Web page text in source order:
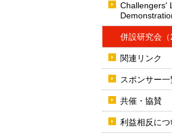
Challengers'
併設研究会（
関連リンク
スポンサー一
共催・協賛
利益相反につ